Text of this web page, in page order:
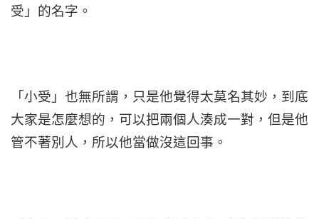
受」的名字。
「小受」也無所謂，只是他覺得太莫名其妙，到底
大家是怎麼想的，可以把兩個人湊成一對，但是他
管不著別人，所以他當做沒這回事。